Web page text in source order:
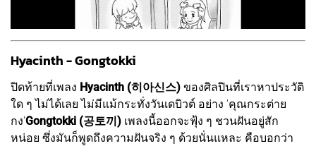
Hyacinth - Gongtokki
ปิดท้ายที่เพลง Hyacinth (히아신스) ของศิลปินที่เราหาประวัติ
ใด ๆ ไม่ได้เลย ไม่มีแม้กระทั่งวันเดบิวต์ อย่าง 'คุณกระต่าย
กง'Gongtokki (공토끼) เพลงนี้ออกจะฟุ้ง ๆ ชวนฝันอยู่สัก
หน่อย ซึ่งมันก็พูดถึงความฝันจริง ๆ ด้วยนั่นแหละ คือบอกว่า